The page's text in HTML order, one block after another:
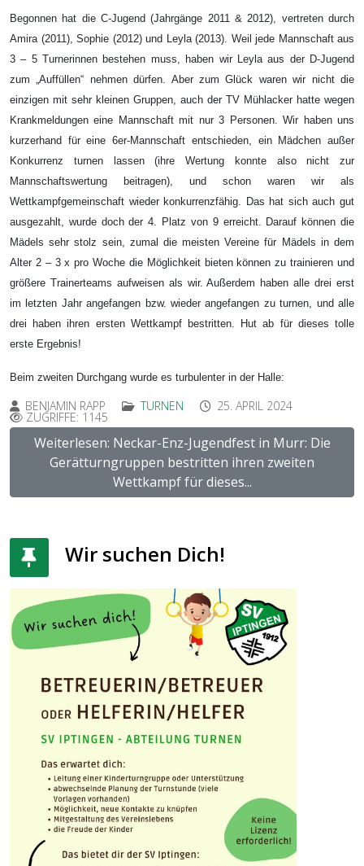
Begonnen hat die C-Jugend (Jahrgänge 2011 & 2012), vertreten durch
Amira (2011), Sophie (2012) und Leyla (2013). Weil jede Mannschaft aus
3 – 5 Turnerinnen bestehen muss, haben wir Leyla aus der D-Jugend
zum „Auffüllen“ nehmen dürfen. Aber zum Glück waren wir nicht die
einzigen mit sehr kleinen Gruppen, auch der TV Mühlacker hatte wegen
Krankmeldungen eine Mannschaft mit nur 3 Personen. Wir haben uns
kurzerhand für eine 6er-Mannschaft entschieden, ein Mädchen außer
Konkurrenz turnen lassen (ihre Wertung konnte also nicht zur
Mannschaftswertung beitragen), und schon waren wir als
Wettkampfgemeinschaft wieder konkurrenzfähig. Das hat sich auch gut
ausgezahlt, wurde doch der 4. Platz von 9 erreicht. Darauf können die
Mädels sehr stolz sein, zumal die meisten Vereine für Mädels in dem
Alter 2 – 3 x pro Woche die Möglichkeit bieten können zu trainieren und
größere Trainerteams aufweisen als wir. Außerdem haben alle drei erst
im letzten Jahr angefangen bzw. wieder angefangen zu turnen, und alle
drei haben ihren ersten Wettkampf bestritten. Hut ab für dieses tolle
erste Ergebnis!
Beim zweiten Durchgang wurde es turbulenter in der Halle:
BENJAMIN RAPP TURNEN 25. APRIL 2024
ZUGRIFFE: 1145
Weiterlesen: Neckar-Enz-Jugendfest in Murr: Die
Gerätturngruppen bestritten ihren zweiten
Wettkampf für dieses...
Wir suchen Dich!